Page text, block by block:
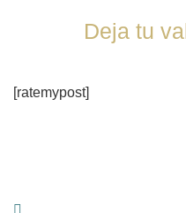
Deja tu
[ratemypost]